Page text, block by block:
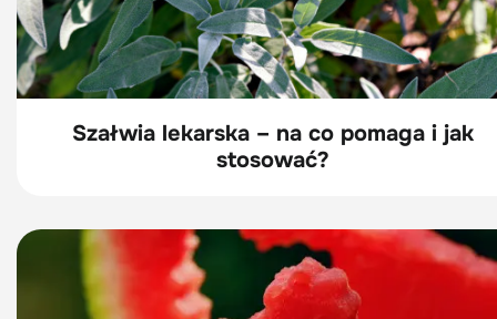
Szałwia lekarska – na co pomaga i jak
stosować?